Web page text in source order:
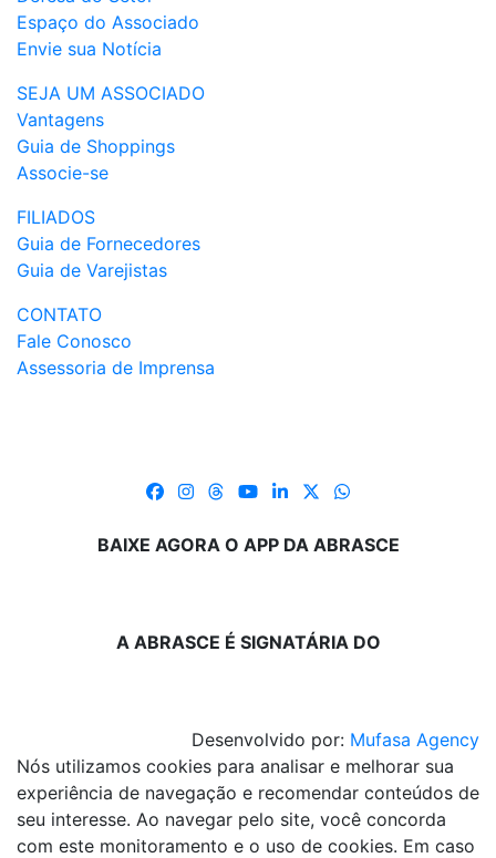
Espaço do Associado
Envie sua Notícia
SEJA UM ASSOCIADO
Vantagens
Guia de Shoppings
Associe-se
FILIADOS
Guia de Fornecedores
Guia de Varejistas
CONTATO
Fale Conosco
Assessoria de Imprensa
BAIXE AGORA O APP DA ABRASCE
A ABRASCE É SIGNATÁRIA DO
Desenvolvido por: Mufasa Agency
Nós utilizamos cookies para analisar e melhorar sua
experiência de navegação e recomendar conteúdos de
seu interesse. Ao navegar pelo site, você concorda
com este monitoramento e o uso de cookies. Em caso